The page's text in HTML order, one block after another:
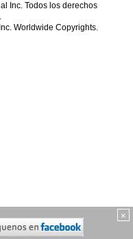
×
Inc. Todos los derechos
Worldwide Copyrights.